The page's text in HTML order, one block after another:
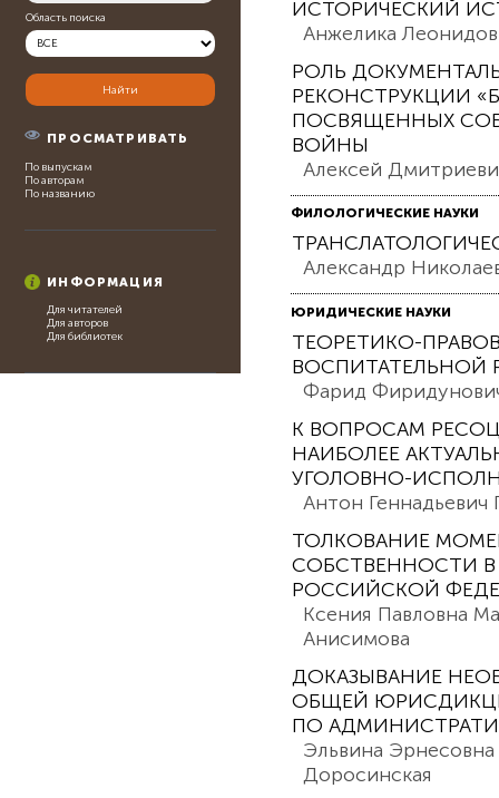
Область поиска
ПРОСМАТРИВАТЬ
По выпускам
По авторам
По названию
ИНФОРМАЦИЯ
Для читателей
Для авторов
Для библиотек
ИСТОРИЧЕСКИЙ
Анжелика
РОЛЬ
РЕКОНСТРУКЦИИ
ПОСВЯЩЕННЫХ
ВОЙНЫ
Алексей
ФИЛОЛОГИЧЕСКИЕ НАУКИ
Александр
ЮРИДИЧЕСКИЕ НАУКИ
ТЕОРЕТИКО-
Фарид
К ВОПРОСАМ
НАИБОЛЕЕ
УГОЛОВНО-
Антон
ТОЛКОВАНИЕ
СОБСТВЕННОСТИ
РОССИЙСКОЙ
Ксения Павловна
Анисимова
ДОКАЗЫВАНИЕ
ОБЩЕЙ
ПО
Эльвина
Доросинская